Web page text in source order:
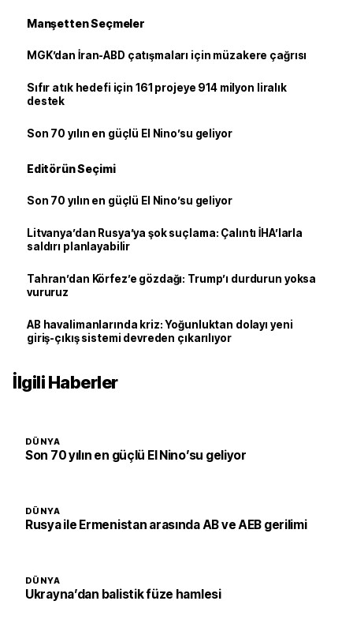
Manşetten Seçmeler
MGK’dan İran-ABD çatışmaları için müzakere çağrısı
Sıfır atık hedefi için 161 projeye 914 milyon liralık
destek
Son 70 yılın en güçlü El Nino’su geliyor
Editörün Seçimi
Son 70 yılın en güçlü El Nino’su geliyor
Litvanya’dan Rusya’ya şok suçlama: Çalıntı İHA’larla
saldırı planlayabilir
Tahran’dan Körfez’e gözdağı: Trump’ı durdurun yoksa
vururuz
AB havalimanlarında kriz: Yoğunluktan dolayı yeni
giriş-çıkış sistemi devreden çıkarılıyor
İlgili Haberler
DÜNYA
Son 70 yılın en güçlü El Nino’su geliyor
DÜNYA
Rusya ile Ermenistan arasında AB ve AEB gerilimi
DÜNYA
Ukrayna’dan balistik füze hamlesi